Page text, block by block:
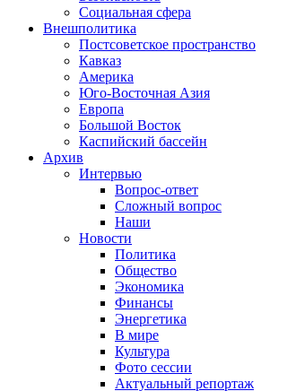
Социальная сфера
Внешполитика
Постсоветское пространство
Кавказ
Америка
Юго-Восточная Азия
Европа
Большой Восток
Каспийский бассейн
Архив
Интервью
Вопрос-ответ
Сложный вопрос
Наши
Новости
Политика
Общество
Экономика
Финансы
Энергетика
В мире
Культура
Фото сессии
Актуальный репортаж